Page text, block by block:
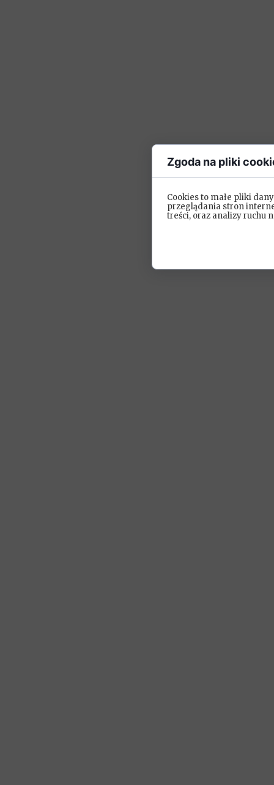
Zgoda na pliki
Cookies to małe pliki
przeglądania stron
treści, oraz analizy ruchu